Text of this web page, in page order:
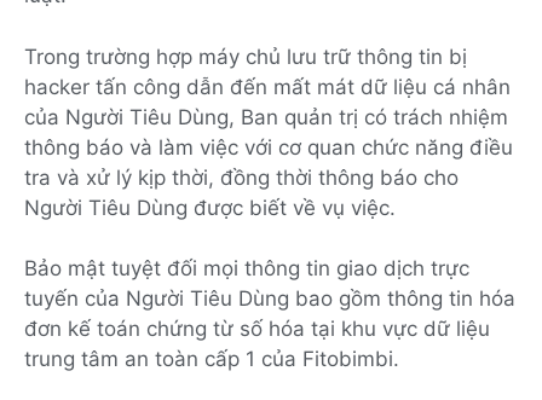
Trong trường hợp máy chủ lưu trữ thông tin bị
hacker tấn công dẫn đến mất mát dữ liệu cá nhân
của Người Tiêu Dùng, Ban quản trị có trách nhiệm
thông báo và làm việc với cơ quan chức năng điều
tra và xử lý kịp thời, đồng thời thông báo cho
Người Tiêu Dùng được biết về vụ việc.
Bảo mật tuyệt đối mọi thông tin giao dịch trực
tuyến của Người Tiêu Dùng bao gồm thông tin hóa
đơn kế toán chứng từ số hóa tại khu vực dữ liệu
trung tâm an toàn cấp 1 của Fitobimbi.